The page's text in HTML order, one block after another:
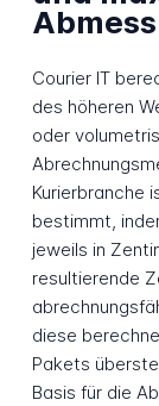
Courier IT
des höheren
oder
Kurierbranche
bestimmt,
jeweils in
resultierende
diese
Pakets
Basis für die